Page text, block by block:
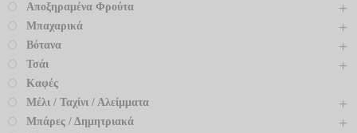
Αποξηραμένα Φρούτα
Μπαχαρικά
Βότανα
Τσάι
Καφές
Μέλι / Ταχίνι / Αλείμματα
Μπάρες / Δημητριακά